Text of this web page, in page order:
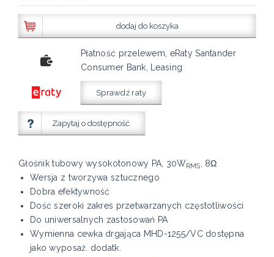
dodaj do koszyka
Płatność przelewem, eRaty Santander
Consumer Bank, Leasing
Sprawdź raty
Zapytaj o dostępność
Głośnik tubowy wysokotonowy PA, 30WRMS, 8Ω
Wersja z tworzywa sztucznego
Dobra efektywność
Dość szeroki zakres przetwarzanych częstotliwości
Do uniwersalnych zastosowań PA
Wymienna cewka drgająca MHD-1255/VC dostępna
jako wyposaż. dodatk.